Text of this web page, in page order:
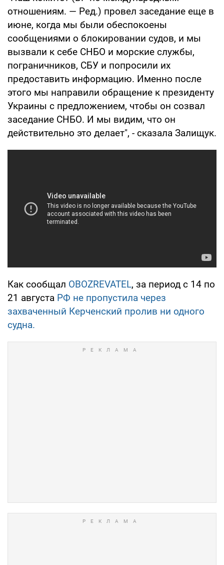
отношениям. — Ред.) провел заседание еще в
июне, когда мы были обеспокоены
сообщениями о блокировании судов, и мы
вызвали к себе СНБО и морские службы,
пограничников, СБУ и попросили их
предоставить информацию. Именно после
этого мы направили обращение к президенту
Украины с предложением, чтобы он созвал
заседание СНБО. И мы видим, что он
действительно это делает", - сказала Залищук.
Как сообщал OBOZREVATEL, за период с 14 по
21 августа РФ не пропустила через
захваченный Керченский пролив ни одного
судна.